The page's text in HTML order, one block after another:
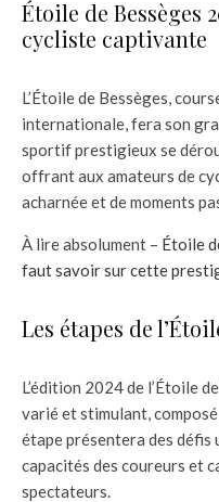
Étoile de Bessèges
cycliste captivante
L’Étoile de Bessèges,
internationale, fera son
sportif prestigieux se
offrant aux amateurs de
acharnée et de moments
À lire absolument – Étoile
faut savoir sur cette
Les étapes de
L’édition 2024 de l’Étoile
varié et stimulant,
étape présentera des défis
capacités des coureurs et
spectateurs.